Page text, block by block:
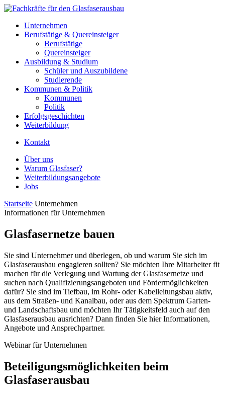
Unternehmen
Berufstätige & Quereinsteiger
Berufstätige
Quereinsteiger
Ausbildung & Studium
Schüler und Auszubildene
Studierende
Kommunen & Politik
Kommunen
Politik
Erfolgsgeschichten
Weiterbildung
Kontakt
Über uns
Warum Glasfaser?
Weiterbildungsangebote
Jobs
Startseite Unternehmen
Informationen für Unternehmen
Glasfasernetze bauen
Sie sind Unternehmer und überlegen, ob und warum Sie sich im
Glasfaserausbau engagieren sollten? Sie möchten Ihre Mitarbeiter fit
machen für die Verlegung und Wartung der Glasfasernetze und
suchen nach Qualifizierungsangeboten und Fördermöglichkeiten
dafür? Sie sind im Tiefbau, im Rohr- oder Kabelleitungsbau aktiv,
aus dem Straßen- und Kanalbau, oder aus dem Spektrum Garten-
und Landschaftsbau und möchten Ihr Tätigkeitsfeld auch auf den
Glasfaserausbau ausrichten? Dann finden Sie hier Informationen,
Angebote und Ansprechpartner.
Webinar für Unternehmen
Beteiligungsmöglichkeiten beim
Glasfaserausbau